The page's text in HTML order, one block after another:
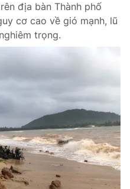
VTV Thể thao
động sản
lòng Việt
địa bàn Thành phố
cơ cao về gió mạnh, lũ
trọng.